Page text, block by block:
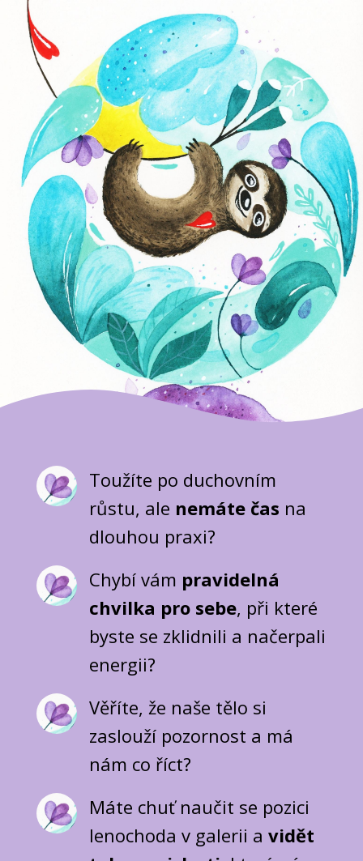
Toužíte po duchovním
růstu, ale nemáte čas na
dlouhou praxi?
Chybí vám pravidelná
chvilka pro sebe, při které
byste se zklidnili a načerpali
energii?
Věříte, že naše tělo si
zaslouží pozornost a má
nám co říct?
Máte chuť naučit se pozici
lenochoda v galerii a vidět